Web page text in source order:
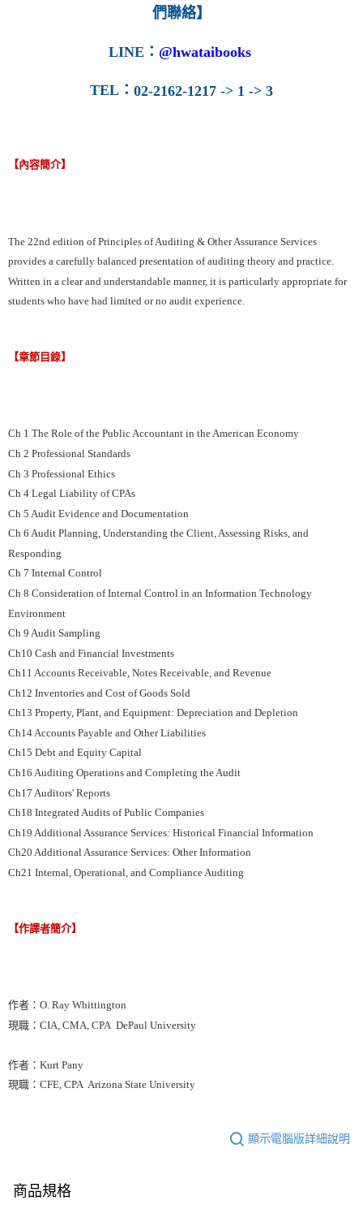
們聯絡】
LINE ： @hwataibooks
TEL ： 02-2162-1217 -> 1 -> 3
【內容簡介】
The 22nd edition of Principles of Auditing & Other Assurance Services
provides a carefully balanced presentation of auditing theory and practice.
Written in a clear and understandable manner, it is particularly appropriate for
students who have had limited or no audit experience.
【章節目錄】
Ch 1 The Role of the Public Accountant in the American Economy
Ch 2 Professional Standards
Ch 3 Professional Ethics
Ch 4 Legal Liability of CPAs
Ch 5 Audit Evidence and Documentation
Ch 6 Audit Planning, Understanding the Client, Assessing Risks, and
Responding
Ch 7 Internal Control
Ch 8 Consideration of Internal Control in an Information Technology
Environment
Ch 9 Audit Sampling
Ch10 Cash and Financial Investments
Ch11 Accounts Receivable, Notes Receivable, and Revenue
Ch12 Inventories and Cost of Goods Sold
Ch13 Property, Plant, and Equipment: Depreciation and Depletion
Ch14 Accounts Payable and Other Liabilities
Ch15 Debt and Equity Capital
Ch16 Auditing Operations and Completing the Audit
Ch17 Auditors' Reports
Ch18 Integrated Audits of Public Companies
Ch19 Additional Assurance Services: Historical Financial Information
Ch20 Additional Assurance Services: Other Information
Ch21 Internal, Operational, and Compliance Auditing
【作譯者簡介】
作者：O. Ray Whittington
現職：CIA, CMA, CPA DePaul University
作者：Kurt Pany
現職：CFE, CPA Arizona State University
顯示電腦版詳細說明
商品規格